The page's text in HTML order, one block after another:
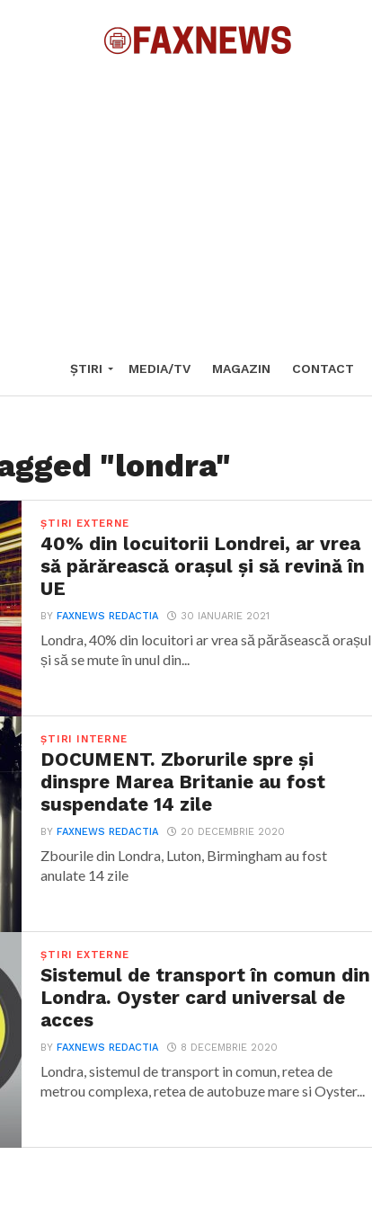
ȘTIRI MEDIA/TV MAGAZIN CONTACT
"londra"
ȘTIRI EXTERNE
40% din locuitorii Londrei, ar vrea
să părărească orașul și să revină în
UE
BYFAXNEWS REDACTIA 30 IANUARIE 2021
Londra, 40% din locuitori ar vrea să părăsească orașul
și să se mute în unul din...
ȘTIRI INTERNE
DOCUMENT. Zborurile spre și
dinspre Marea Britanie au fost
suspendate 14 zile
BYFAXNEWS REDACTIA 20 DECEMBRIE 2020
Zbourile din Londra, Luton, Birmingham au fost
anulate 14 zile
ȘTIRI EXTERNE
Sistemul de transport în comun din
Londra. Oyster card universal de
acces
BYFAXNEWS REDACTIA 8 DECEMBRIE 2020
Londra, sistemul de transport in comun, retea de
metrou complexa, retea de autobuze mare si Oyster...